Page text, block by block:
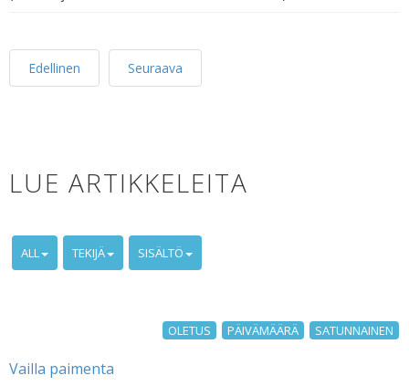
Edellinen Seuraava
LUE ARTIKKELEITA
ALL TEKIJÄ SISÄLTÖ
OLETUS PÄIVÄMÄÄRÄ SATUNNAINEN
Vailla paimenta